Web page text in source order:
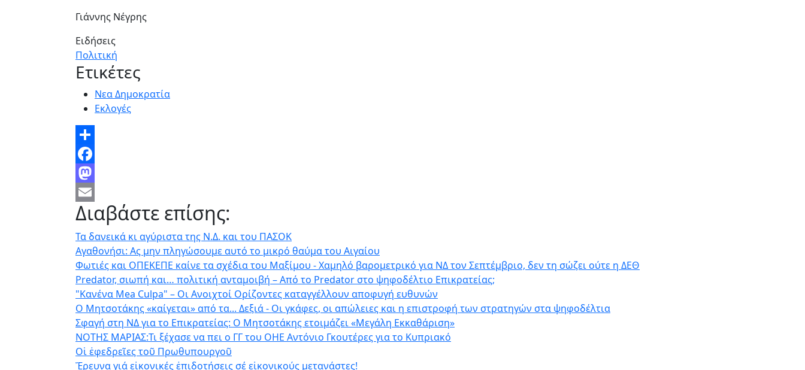
Γιάννης Νέγρης
Ειδήσεις
Πολιτική
Ετικέτες
Νεα Δημοκρατία
Εκλογές
Share
Facebook
Mastodon
Email
Διαβάστε επίσης:
Τα δανεικά κι αγύριστα της Ν.Δ. και του ΠΑΣΟΚ
Αγαθονήσι: Ας μην πληγώσουμε αυτό το μικρό θαύμα του Αιγαίου
Φωτιές και ΟΠΕΚΕΠΕ καίνε τα σχέδια του Μαξίμου - Χαμηλό βαρομετρικό για ΝΔ τον Σεπτέμβριο, δεν τη σώζει ούτε η ΔΕΘ
Predator, σιωπή και… πολιτική ανταμοιβή – Από το Predator στο ψηφοδέλτιο Επικρατείας;
"Κανένα Mea Culpa" – Οι Ανοιχτοί Ορίζοντες καταγγέλλουν αποφυγή ευθυνών
Ο Μητσοτάκης «καίγεται» από τα... Δεξιά - Οι γκάφες, οι απώλειες και η επιστροφή των στρατηγών στα ψηφοδέλτια
Σφαγή στη ΝΔ για το Επικρατείας: Ο Μητσοτάκης ετοιμάζει «Μεγάλη Εκκαθάριση»
ΝΟΤΗΣ ΜΑΡΙΑΣ:Τι ξέχασε να πει ο ΓΓ του ΟΗΕ Αντόνιο Γκουτέρες για το Κυπριακό
Οἱ ἐφεδρεῖες τοῦ Πρωθυπουργοῦ
Ἔρευνα γιά εἰκονικές ἐπιδοτήσεις σέ εἰκονικούς μετανάστες!